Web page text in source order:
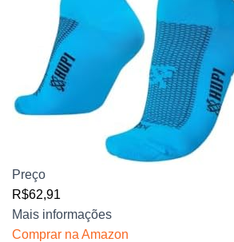
Preço
R$62,91
Mais informações
Comprar na Amazon